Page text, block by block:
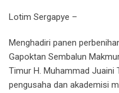
Lotim Sergapye –
Menghadiri panen
Gapoktan Sembalun
Timur H. Muhammad Juaini
pengusaha dan akademisi